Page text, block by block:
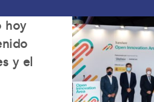
hoy
y el